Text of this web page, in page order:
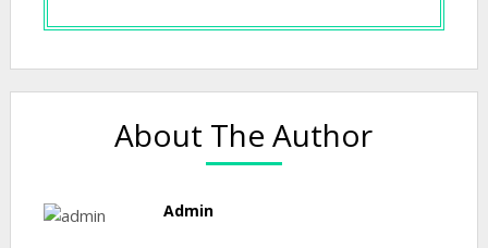
About The Author
Admin